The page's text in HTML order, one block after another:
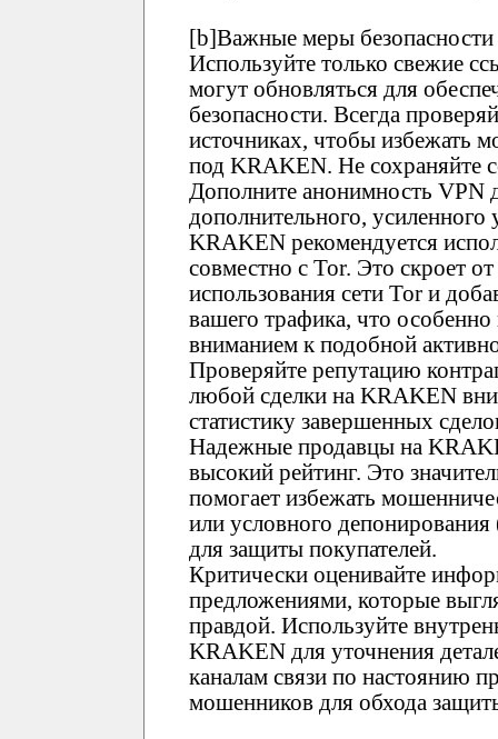
[b]Важные меры
Используйте только свежие
могут обновляться для
безопасности. Всегда
источниках, чтобы избежать
под KRAKEN. Не сохраняйте
Дополните анонимность VPN
дополнительного,
KRAKEN рекомендуется
совместно с Tor. Это скроет
использования сети Tor и
вашего трафика, что
вниманием к подобной
Проверяйте репутацию
любой сделки на KRAKEN
статистику завершенных
Надежные продавцы на
высокий рейтинг. Это
помогает избежать
или условного
для защиты покупателей.
Критически оценивайте
предложениями, которые
правдой. Используйте
KRAKEN для уточнения
каналам связи по настоянию
мошенников для обхода